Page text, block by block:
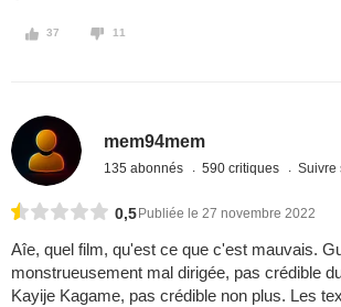
37 11
mem94mem
135 abonnés 590 critiques Suivre
0,5 Publiée le 27 novembre 2022
Aîe, quel film, qu'est ce que c'est mauvais.
monstrueusement mal dirigée, pas crédible
Kayije Kagame, pas crédible non plus. Les